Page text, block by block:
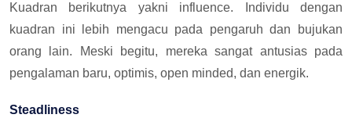
Kuadran berikutnya yakni influence. Individu dengan
kuadran ini lebih mengacu pada pengaruh dan bujukan
orang lain. Meski begitu, mereka sangat antusias pada
pengalaman baru, optimis, open minded, dan energik.
Steadliness